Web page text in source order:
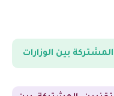
بين الوزارات